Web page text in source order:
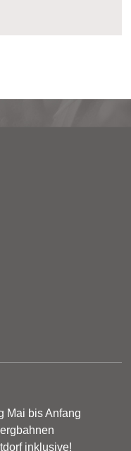
Mai bis Anfang
inklusive!